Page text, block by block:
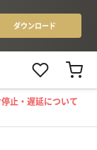
止・遅延について